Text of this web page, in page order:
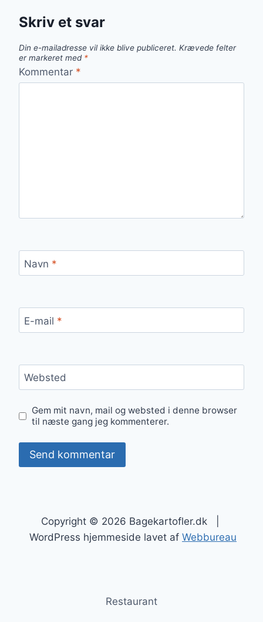
Skriv et svar
Din e-mailadresse vil ikke blive publiceret. Krævede felter
er markeret med *
Kommentar *
Navn *
E-mail *
Websted
Gem mit navn, mail og websted i denne browser
til næste gang jeg kommenterer.
Copyright © 2026 Bagekartofler.dk |
WordPress hjemmeside lavet af Webbureau
Restaurant